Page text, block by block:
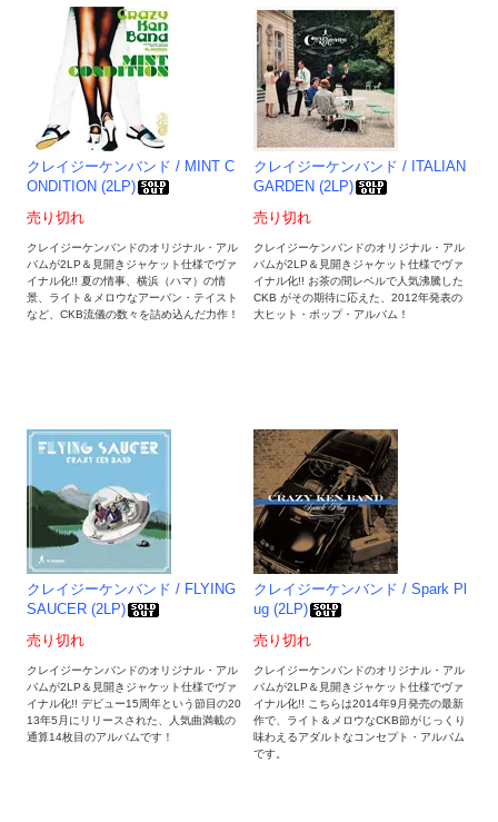
クレイジーケンバンド / MINT C
ONDITION (2LP)
売り切れ
クレイジーケンバンドのオリジナル・アル
バムが2LP＆見開きジャケット仕様でヴァ
イナル化!! 夏の情事、横浜（ハマ）の情
景、ライト＆メロウなアーバン・テイスト
など、CKB流儀の数々を詰め込んだ力作！
クレイジーケンバンド / ITALIAN
GARDEN (2LP)
売り切れ
クレイジーケンバンドのオリジナル・アル
バムが2LP＆見開きジャケット仕様でヴァ
イナル化!! お茶の間レベルで人気沸騰した
CKB がその期待に応えた、2012年発表の
大ヒット・ポップ・アルバム！
クレイジーケンバンド / FLYING
SAUCER (2LP)
売り切れ
クレイジーケンバンドのオリジナル・アル
バムが2LP＆見開きジャケット仕様でヴァ
イナル化!! デビュー15周年という節目の20
13年5月にリリースされた、人気曲満載の
通算14枚目のアルバムです！
クレイジーケンバンド / Spark Pl
ug (2LP)
売り切れ
クレイジーケンバンドのオリジナル・アル
バムが2LP＆見開きジャケット仕様でヴァ
イナル化!! こちらは2014年9月発売の最新
作で、ライト＆メロウなCKB節がじっくり
味わえるアダルトなコンセプト・アルバム
です。